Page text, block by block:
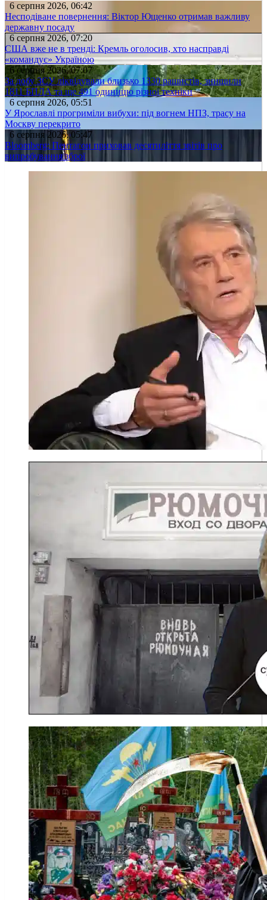
6 серпня 2026, 06:42
Несподіване повернення: Віктор Ющенко отримав важливу
державну посаду
6 серпня 2026, 07:20
США вже не в тренді: Кремль оголосив, хто насправді
«командує» Україною
6 серпня 2026, 07:07
За добу ЗСУ ліквідували близько 1330 рашистів, знищили
1811 БПЛА та ще 491 одиницю різної техніки
6 серпня 2026, 05:51
У Ярославлі прогриміли вибухи: під вогнем НПЗ, трасу на
Москву перекрито
6 серпня 2026, 05:47
Bloomberg: Пентагон приховав десятиліття звітів про
випробування зброї